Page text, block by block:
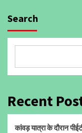
Search
Recent
कांवड़ यात्रा के दौरान